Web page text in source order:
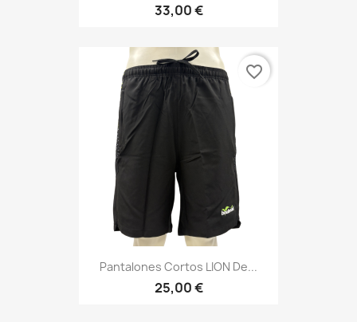
33,00 €
Pantalones Cortos LION De...
25,00 €
favorite_border